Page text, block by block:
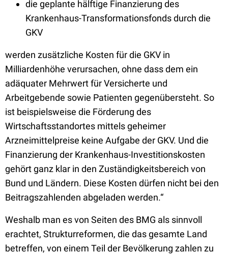
die geplante hälftige Finanzierung des
Krankenhaus-Transformationsfonds durch die
GKV
werden zusätzliche Kosten für die GKV in
Milliardenhöhe verursachen, ohne dass dem ein
adäquater Mehrwert für Versicherte und
Arbeitgebende sowie Patienten gegenübersteht. So
ist beispielsweise die Förderung des
Wirtschaftsstandortes mittels geheimer
Arzneimittelpreise keine Aufgabe der GKV. Und die
Finanzierung der Krankenhaus-Investitionskosten
gehört ganz klar in den Zuständigkeitsbereich von
Bund und Ländern. Diese Kosten dürfen nicht bei den
Beitragszahlenden abgeladen werden.“
Weshalb man es von Seiten des BMG als sinnvoll
erachtet, Strukturreformen, die das gesamte Land
betreffen, von einem Teil der Bevölkerung zahlen zu